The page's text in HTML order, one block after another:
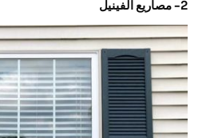
2- مصاريع الفينيل